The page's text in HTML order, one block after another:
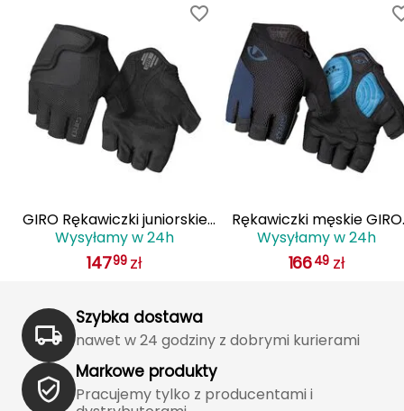
Hanwag
Hoka
Hydrapak
Icebreaker
Icestorm
GIRO Rękawiczki juniorskie
BRAVO JR czarny
Wysyłamy w 24h
14799 zł
Rękawiczki męskie GIRO
STRADEDURE SGEL krótki
palec midnight niebieski
Wysyłamy w 24h
16649 zł
Szybka dostawa
nawet w 24 godziny z dobrymi kurierami
Markowe produkty
Pracujemy tylko z producentami i